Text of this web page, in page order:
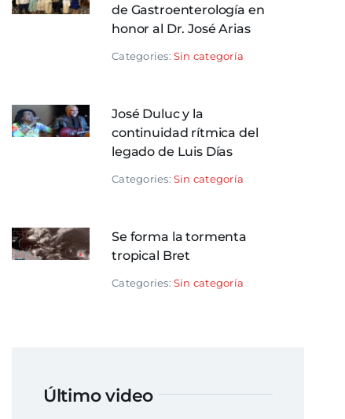
de Gastroenterología en
honor al Dr. José Arias
Categories: Sin categoría
José Duluc y la
continuidad rítmica del
legado de Luis Días
Categories: Sin categoría
Se forma la tormenta
tropical Bret
Categories: Sin categoría
Último video